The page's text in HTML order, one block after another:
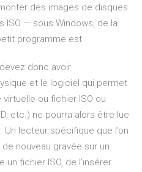
des images de disques
— sous Windows, de la
programme est
donc avoir
et le logiciel qui permet
ou fichier ISO ou
etc.) ne pourra alors être lue
lecteur spécifique que l’on
nouveau gravée sur un
fichier ISO, de l’insérer